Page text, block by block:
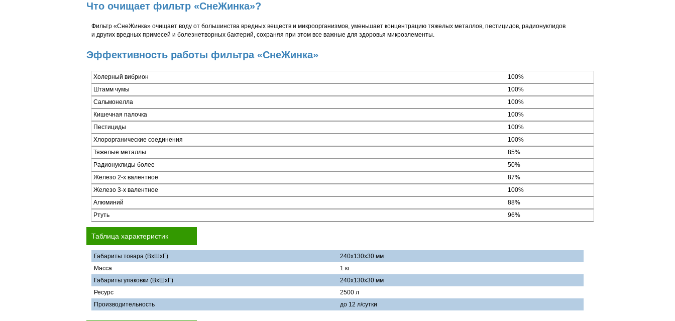
Что очищает фильтр «СнеЖинка»?
Фильтр «СнеЖинка» очищает воду от большинства вредных веществ и микроорганизмов, уменьшает концентрацию тяжелых металлов, пестицидов, радионуклидов
и других вредных примесей и болезнетворных бактерий, сохраняя при этом все важные для здоровья микроэлементы.
Эффективность работы фильтра «СнеЖинка»
Холерный вибрион
100%
Штамм чумы
100%
Сальмонелла
100%
Кишечная палочка
100%
Пестициды
100%
Хлорорганические соединения
100%
Тяжелые металлы
85%
Радионуклиды более
50%
Железо 2-х валентное
87%
Железо 3-х валентное
100%
Алюминий
88%
Ртуть
96%
Таблица характеристик
Габариты товара (ВхШхГ)
240x130x30 мм
Масса
1 кг.
Габариты упаковки (ВхШхГ)
240x130x30 мм
Ресурс
2500 л
Производительность
до 12 л/сутки